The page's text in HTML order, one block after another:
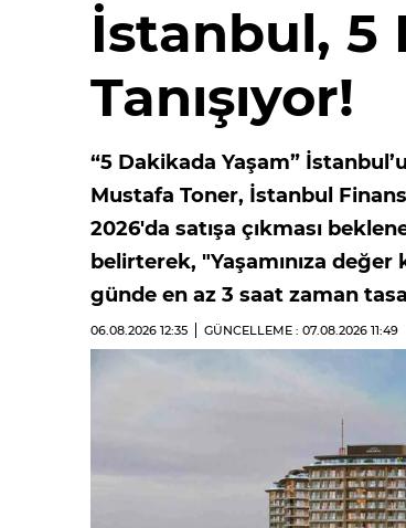
İstanbul, 5
Tanışıyor!
“5 Dakikada Yaşam”
Mustafa Toner, İstanbul
2026'da satışa çıkması
belirterek, "Yaşamınıza
günde en az 3 saat zaman
06.08.2026 12:35 GÜNCELLEME : 07.08.2026 11:49